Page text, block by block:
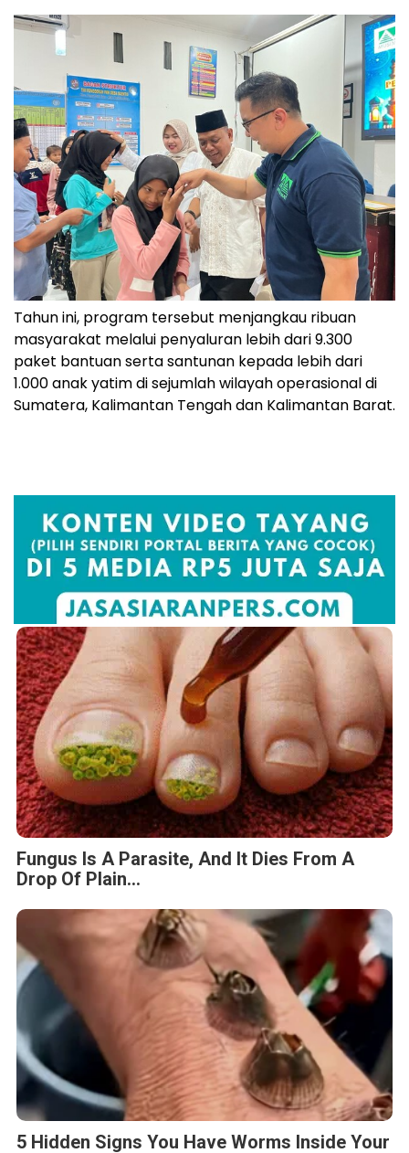
Tahun ini, program tersebut menjangkau ribuan
masyarakat melalui penyaluran lebih dari 9.300
paket bantuan serta santunan kepada lebih dari
1.000 anak yatim di sejumlah wilayah operasional di
Sumatera, Kalimantan Tengah dan Kalimantan Barat.
Fungus Is A Parasite, And It Dies From A
Drop Of Plain...
5 Hidden Signs You Have Worms Inside Your